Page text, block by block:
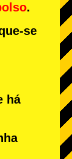
.
se
há